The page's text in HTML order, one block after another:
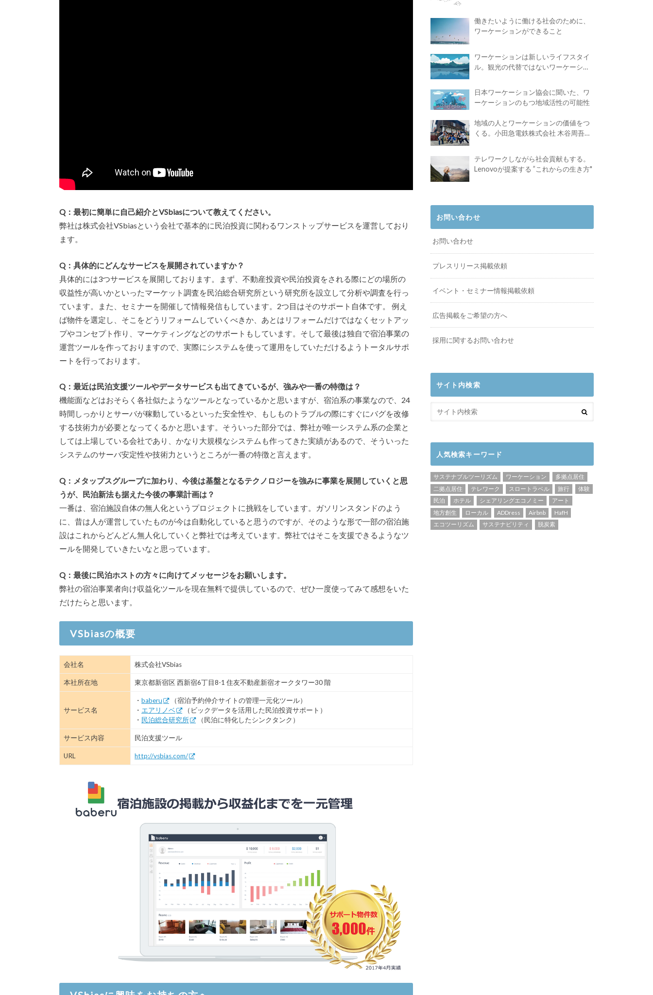
Q：最初に簡単に自己紹介とVSbiasについて教えてください。
弊社は株式会社VSbiasという会社で基本的に民泊投資に関わるワンストップサービスを運営しており
ます。
Q：具体的にどんなサービスを展開されていますか？
具体的には3つサービスを展開しております。まず、不動産投資や民泊投資をされる際にどの場所の
収益性が高いかといったマーケット調査を民泊総合研究所という研究所を設立して分析や調査を行っ
ています。また、セミナーを開催して情報発信もしています。2つ目はそのサポート自体です。 例え
ば物件を選定し、そこをどうリフォームしていくべきか、あとはリフォームだけではなくセットアッ
プやコンセプト作り、マーケティングなどのサポートもしています。そして最後は独自で宿泊事業の
運営ツールを作っておりますので、実際にシステムを使って運用をしていただけるようトータルサポ
ートを行っております。
Q：最近は民泊支援ツールやデータサービスも出てきているが、強みや一番の特徴は？
機能面などはおそらく各社似たようなツールとなっているかと思いますが、宿泊系の事業なので、24
時間しっかりとサーバが稼動しているといった安全性や、もしものトラブルの際にすぐにバグを改修
する技術力が必要となってくるかと思います。そういった部分では、弊社が唯一システム系の企業と
しては上場している会社であり、かなり大規模なシステムも作ってきた実績があるので、そういった
システムのサーバ安定性や技術力というところが一番の特徴と言えます。
Q：メタップスグループに加わり、今後は基盤となるテクノロジーを強みに事業を展開していくと思
うが、民泊新法も据えた今後の事業計画は？
一番は、宿泊施設自体の無人化というプロジェクトに挑戦をしています。ガソリンスタンドのよう
に、昔は人が運営していたものが今は自動化していると思うのですが、そのような形で一部の宿泊施
設はこれからどんどん無人化していくと弊社では考えています。弊社ではそこを支援できるようなツ
ールを開発していきたいなと思っています。
Q：最後に民泊ホストの方々に向けてメッセージをお願いします。
弊社の宿泊事業者向け収益化ツールを現在無料で提供しているので、ぜひ一度使ってみて感想をいた
だけたらと思います。
VSbiasの概要
会社名 株式会社VSbias
本社所在地 東京都新宿区 西新宿6丁目8-1 住友不動産新宿オークタワー30 階
サービス名
・ baberu
（宿泊予約仲介サイトの管理一元化ツール）
・ エアリノベ
（ビックデータを活用した民泊投資サポート）
・ 民泊総合研究所 （民泊に特化したシンクタンク）
サービス内容 民泊支援ツール
URL http://vsbias.com/
働きたいように働ける社会のために、
ワーケーションができること
ワーケーションは新しいライフスタイ
ル。観光の代替ではないワーケーショ
日本ワーケーション協会に聞いた、ワ
ーケーションのもつ地域活性の可能性
地域の人とワーケーションの価値をつ
くる。小田急電鉄株式会社 木谷周吾さ
テレワークしながら社会貢献もする。
Lenovoが提案する ”これからの生き方"
お問い合わせ
お問い合わせ
プレスリリース掲載依頼
イベント・セミナー情報掲載依頼
広告掲載をご希望の方へ
採用に関するお問い合わせ
サイト内検索
人気検索キーワード
サステナブルツーリズム ワーケーション
多拠点居住
二拠点居住
テレワーク スロートラベル 旅行
体験
民泊
ホテル シェアリングエコノミー
アート
地方創生
ローカル ADDress Airbnb
HafH
エコツーリズム
サステナビリティ 脱炭素